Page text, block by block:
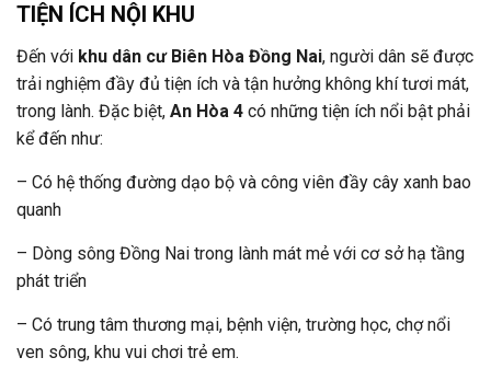
TIỆN ÍCH NỘI KHU
Đến với khu dân cư Biên Hòa Đồng Nai, người dân sẽ được
trải nghiệm đầy đủ tiện ích và tận hưởng không khí tươi mát,
trong lành. Đặc biệt, An Hòa 4 có những tiện ích nổi bật phải
kể đến như:
– Có hệ thống đường dạo bộ và công viên đầy cây xanh bao
quanh
– Dòng sông Đồng Nai trong lành mát mẻ với cơ sở hạ tầng
phát triển
– Có trung tâm thương mại, bệnh viện, trường học, chợ nổi
ven sông, khu vui chơi trẻ em.